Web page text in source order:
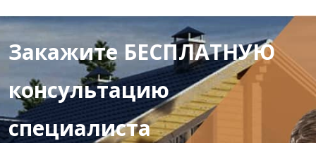
Закажите БЕСПЛАТНУЮ
консультацию
специалиста